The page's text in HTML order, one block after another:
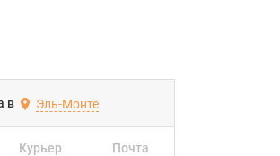
в Эль-Монте
Курьер Почта